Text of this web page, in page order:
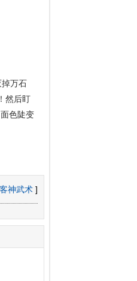
万石
然后盯
色陡变
神武术 ]